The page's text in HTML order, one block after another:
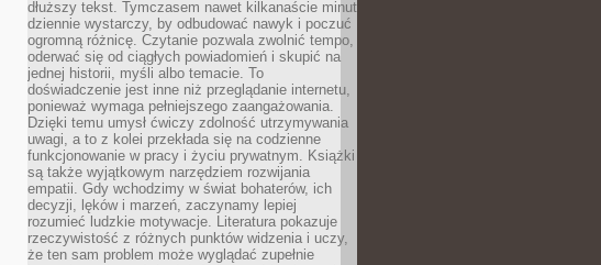
dłuższy tekst. Tymczasem nawet kilkanaście minut
dziennie wystarczy, by odbudować nawyk i poczuć
ogromną różnicę. Czytanie pozwala zwolnić tempo,
oderwać się od ciągłych powiadomień i skupić na
jednej historii, myśli albo temacie. To
doświadczenie jest inne niż przeglądanie internetu,
ponieważ wymaga pełniejszego zaangażowania.
Dzięki temu umysł ćwiczy zdolność utrzymywania
uwagi, a to z kolei przekłada się na codzienne
funkcjonowanie w pracy i życiu prywatnym. Książki
są także wyjątkowym narzędziem rozwijania
empatii. Gdy wchodzimy w świat bohaterów, ich
decyzji, lęków i marzeń, zaczynamy lepiej
rozumieć ludzkie motywacje. Literatura pokazuje
rzeczywistość z różnych punktów widzenia i uczy,
że ten sam problem może wyglądać zupełnie